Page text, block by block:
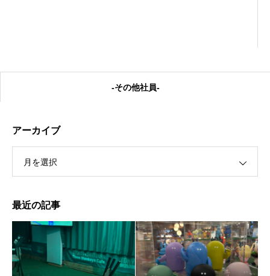
私の癒し
-その他社員-
アーカイブ
月を選択
最近の記事